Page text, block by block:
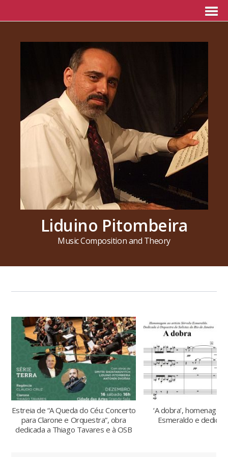
Liduino Pitombeira
Music Composition and Theory
Estreia de “A Queda do Céu: Concerto
para Clarone e Orquestra”, obra
dedicada a Thiago Tavares e à OSB
‘A dobra’,
Esmeraldo e